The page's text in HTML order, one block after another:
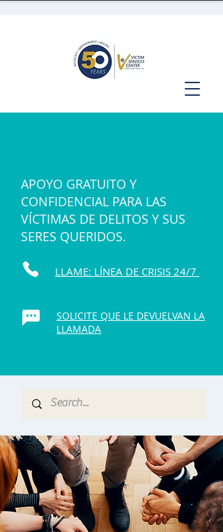
APOYO GRATUITO Y
CONFIDENCIAL PARA LAS
VÍCTIMAS DE DELITOS Y SUS
SERES QUERIDOS.
LLAME: LÍNEA DE CRISIS 24/7
SOLICITE QUE LE DEVUELVAN LA
LLAMADA